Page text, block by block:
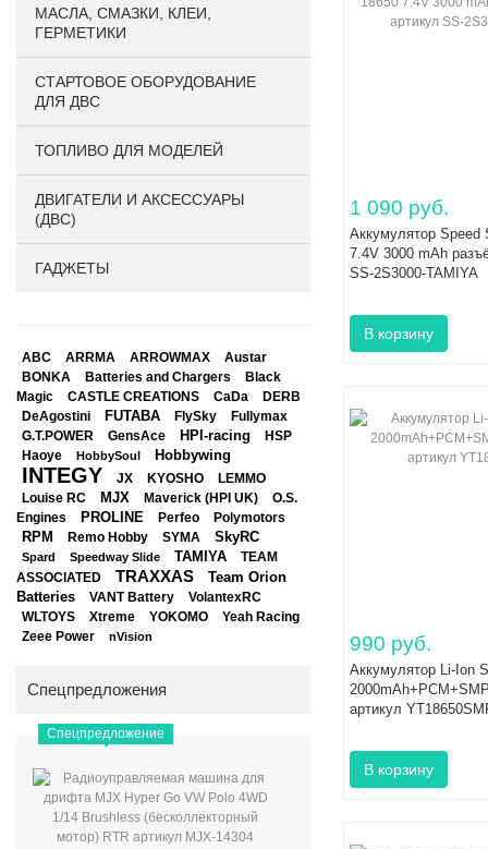
МАСЛА, СМАЗКИ, КЛЕИ,
ГЕРМЕТИКИ
СТАРТОВОЕ ОБОРУДОВАНИЕ
ДЛЯ ДВС
ТОПЛИВО ДЛЯ МОДЕЛЕЙ
ДВИГАТЕЛИ И АКСЕССУАРЫ
(ДВС)
ГАДЖЕТЫ
ABC ARRMA ARROWMAX Austar
BONKA Batteries and Chargers
Black
Magic
CASTLE CREATIONS CaDa DERB
DeAgostini FUTABA FlySky Fullymax
G.T.POWER GensAce HPI-racing
HSP
Haoye
HobbySoul Hobbywing
INTEGY JX KYOSHO
LEMMO
Louise RC
MJX Maverick (HPI UK)
O.S.
Engines
PROLINE Perfeo Polymotors
RPM Remo Hobby SYMA SkyRC
Spard Speedway Slide TAMIYA
TEAM
ASSOCIATED
TRAXXAS
Team Orion
Batteries
VANT Battery VolantexRC
WLTOYS Xtreme YOKOMO Yeah Racing
Zeee Power nVision
Спецпредложения
Спецпредложение
1 090 руб.
Аккумулятор Speed
7.4V 3000 mAh
SS-2S3000-TAMIYA
990 руб.
Аккумулятор Li-Ion
артикул